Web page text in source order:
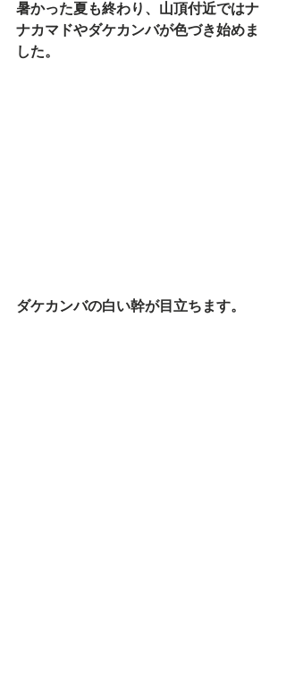
暑かった夏も終わり、山頂付近ではナ
ナカマドやダケカンバが色づき始めま
した。
ダケカンバの白い幹が目立ちます。